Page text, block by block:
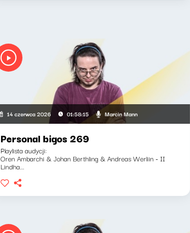
14 czerwca 2026 01:58:15 Marcin Mann
Personal bigos 269
Playlista audycji:
Oren Ambarchi & Johan Berthling & Andreas Werliin - II
Lindha...